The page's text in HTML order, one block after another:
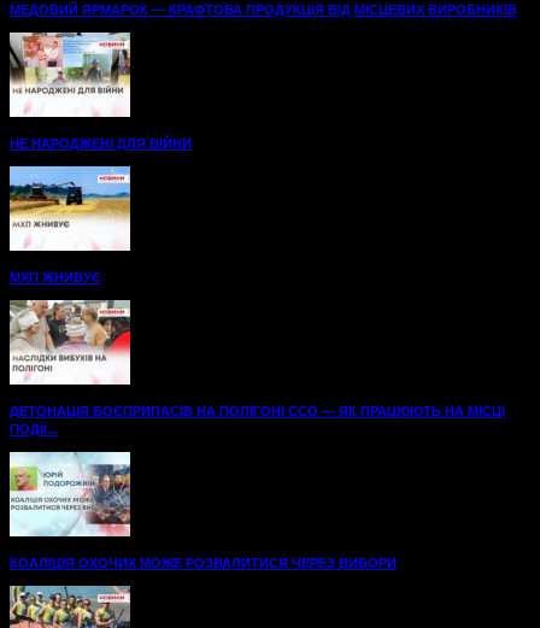
МЕДОВИЙ ЯРМАРОК — КРАФТОВА ПРОДУКЦІЯ ВІД МІСЦЕВИХ ВИРОБНИКІВ
НЕ НАРОДЖЕНІ ДЛЯ ВІЙНИ
МХП ЖНИВУЄ
ДЕТОНАЦІЯ БОЄПРИПАСІВ НА ПОЛІГОНІ ССО — ЯК ПРАЦЮЮТЬ НА МІСЦІ
ПОДІЇ...
КОАЛІЦІЯ ОХОЧИХ МОЖЕ РОЗВАЛИТИСЯ ЧЕРЕЗ ВИБОРИ